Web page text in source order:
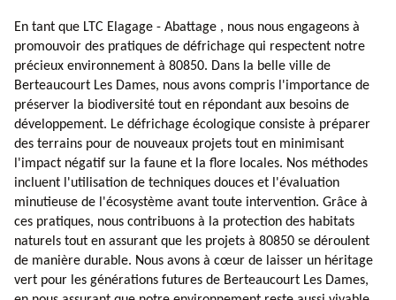
En tant que LTC Elagage - Abattage , nous nous engageons à
promouvoir des pratiques de défrichage qui respectent notre
précieux environnement à 80850. Dans la belle ville de
Berteaucourt Les Dames, nous avons compris l'importance de
préserver la biodiversité tout en répondant aux besoins de
développement. Le défrichage écologique consiste à préparer
des terrains pour de nouveaux projets tout en minimisant
l'impact négatif sur la faune et la flore locales. Nos méthodes
incluent l'utilisation de techniques douces et l'évaluation
minutieuse de l'écosystème avant toute intervention. Grâce à
ces pratiques, nous contribuons à la protection des habitats
naturels tout en assurant que les projets à 80850 se déroulent
de manière durable. Nous avons à cœur de laisser un héritage
vert pour les générations futures de Berteaucourt Les Dames,